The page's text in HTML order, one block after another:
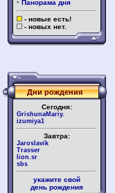
· Панорама дня
- новые есть!
- новых нет.
Дни рождения
Сегодня:
GrishunaMariy.
izumiya1
Завтра:
Jaroslavik
Trasser
lion.sr
sbs
укажите свой
день рождения